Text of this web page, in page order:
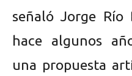
señaló Jorge Río
hace algunos
una propuesta